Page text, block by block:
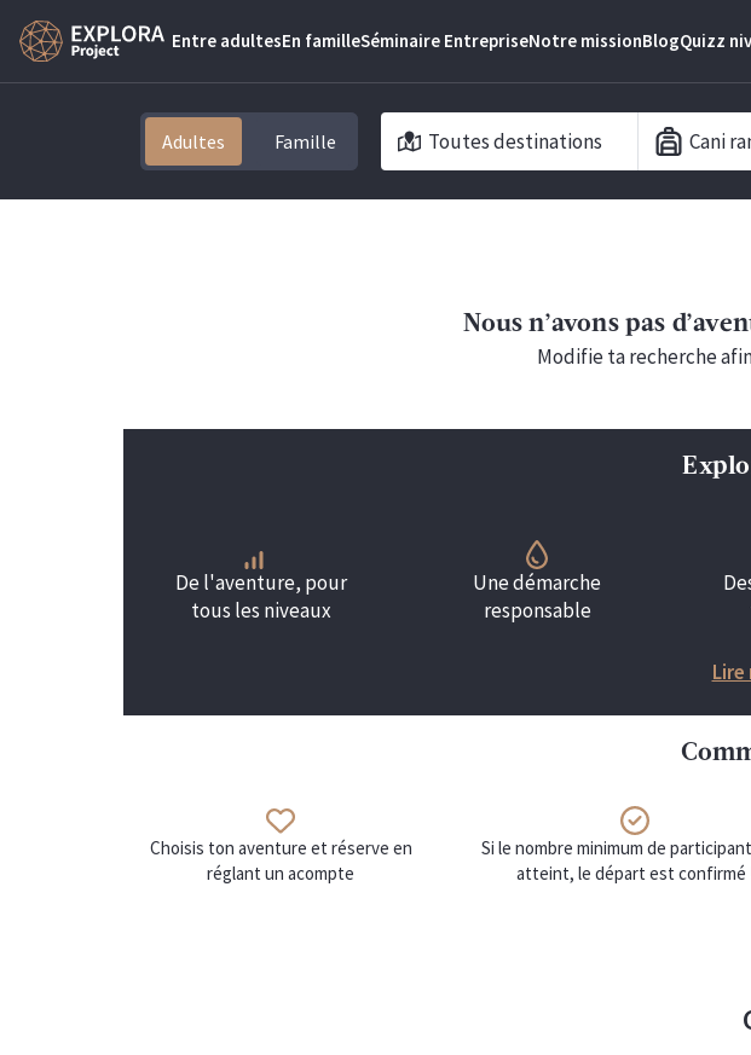
Entre adultesEn familleSéminaire EntrepriseNotre missionBlogQuizz
Adultes Toutes destinations Cani
Nous n’avons pas
Modifie ta recherche
De l'aventure, pour
tous les niveaux
Une démarche
responsable
Lire
Choisis ton aventure et réserve en
réglant un acompte
Si le nombre minimum de
atteint, le départ est confirmé